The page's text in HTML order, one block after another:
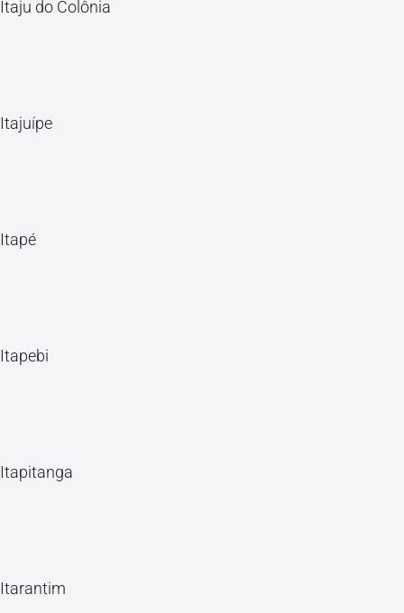
Itaju do Colônia
Itajuípe
Itapé
Itapebi
Itapitanga
Itarantim